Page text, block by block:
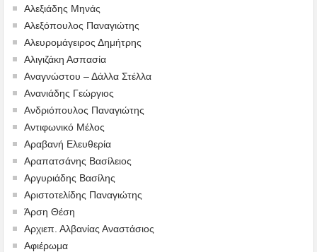
Αλεξιάδης Μηνάς
Αλεξόπουλος Παναγιώτης
Αλευρομάγειρος Δημήτρης
Αλιγιζάκη Ασπασία
Αναγνώστου – Δάλλα Στέλλα
Ανανιάδης Γεώργιος
Ανδριόπουλος Παναγιώτης
Αντιφωνικό Μέλος
Αραβανή Ελευθερία
Αραπατσάνης Βασίλειος
Αργυριάδης Βασίλης
Αριστοτελίδης Παναγιώτης
Άρση Θέση
Αρχιεπ. Αλβανίας Αναστάσιος
Αφιέρωμα